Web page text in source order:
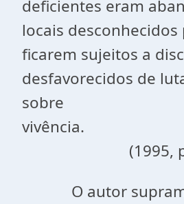
deficientes eram
locais desconhecidos
ficarem sujeitos a
desfavorecidos de
sobre
(1995, p.
O autor